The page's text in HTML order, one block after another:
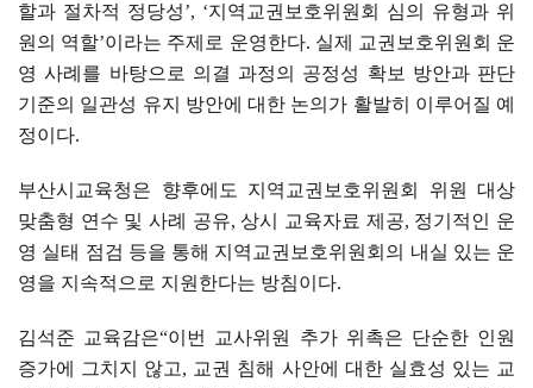
할과 절차적 정당성’, ‘지역교권보호위원회 심의 유형과 위
원의 역할’이라는 주제로 운영한다. 실제 교권보호위원회 운
영 사례를 바탕으로 의결 과정의 공정성 확보 방안과 판단
기준의 일관성 유지 방안에 대한 논의가 활발히 이루어질 예
정이다.
부산시교육청은 향후에도 지역교권보호위원회 위원 대상
맞춤형 연수 및 사례 공유,상시 교육자료 제공, 정기적인 운
영 실태 점검 등을 통해 지역교권보호위원회의 내실 있는 운
영을 지속적으로 지원한다는 방침이다.
김석준 교육감은“이번 교사위원 추가 위촉은 단순한 인원
증가에 그치지 않고, 교권 침해 사안에 대한 실효성 있는 교